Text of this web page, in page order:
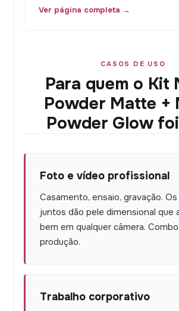
Ver página completa →
CASOS DE USO
Para quem o Kit
Powder Matte +
Powder Glow
Foto e vídeo profissional
Casamento, ensaio, gravação.
juntos dão pele dimensional que
bem em qualquer câmera.
produção.
Trabalho corporativo